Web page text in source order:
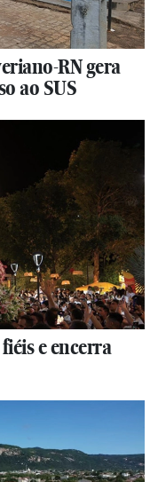
RN gera
ao SUS
e encerra